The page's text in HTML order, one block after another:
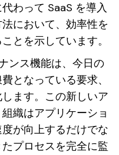
わって SaaS を導入
において、効率性を
とを示しています。
ンス機能は、今日の
となっている要求、
ます。この新しいア
織はアプリケーショ
が向上するだけでな
プロセスを完全に監